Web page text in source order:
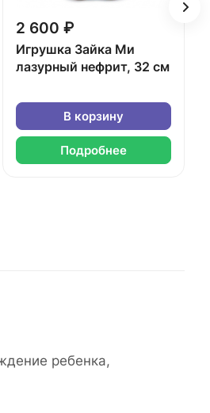
2 600 ₽
Игрушка Зайка Ми
лазурный нефрит, 32 см
В корзину
Подробнее
ребенка,